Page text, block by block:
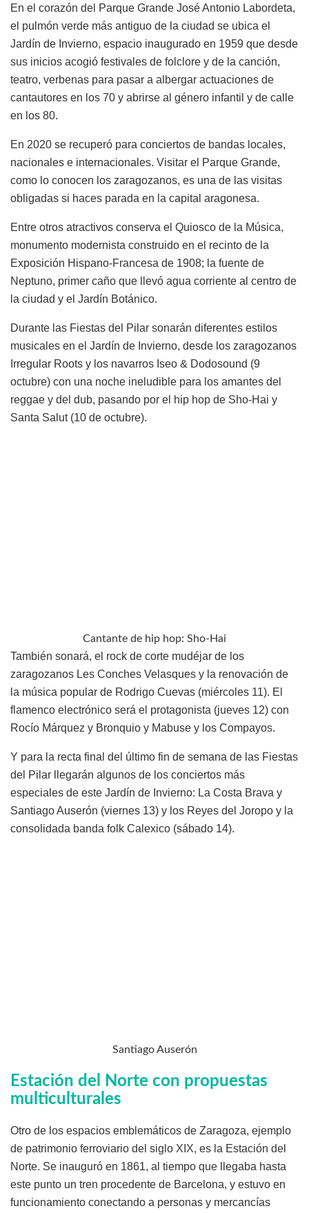
En el corazón del Parque Grande José Antonio Labordeta,
el pulmón verde más antiguo de la ciudad se ubica el
Jardín de Invierno, espacio inaugurado en 1959 que desde
sus inicios acogió festivales de folclore y de la canción,
teatro, verbenas para pasar a albergar actuaciones de
cantautores en los 70 y abrirse al género infantil y de calle
en los 80.
En 2020 se recuperó para conciertos de bandas locales,
nacionales e internacionales. Visitar el Parque Grande,
como lo conocen los zaragozanos, es una de las visitas
obligadas si haces parada en la capital aragonesa.
Entre otros atractivos conserva el Quiosco de la Música,
monumento modernista construido en el recinto de la
Exposición Hispano-Francesa de 1908; la fuente de
Neptuno, primer caño que llevó agua corriente al centro de
la ciudad y el Jardín Botánico.
Durante las Fiestas del Pilar sonarán diferentes estilos
musicales en el Jardín de Invierno, desde los zaragozanos
Irregular Roots y los navarros Iseo & Dodosound (9
octubre) con una noche ineludible para los amantes del
reggae y del dub, pasando por el hip hop de Sho-Hai y
Santa Salut (10 de octubre).
Cantante de hip hop: Sho-Hai
También sonará, el rock de corte mudéjar de los
zaragozanos Les Conches Velasques y la renovación de
la música popular de Rodrigo Cuevas (miércoles 11). El
flamenco electrónico será el protagonista (jueves 12) con
Rocío Márquez y Bronquio y Mabuse y los Compayos.
Y para la recta final del último fin de semana de las Fiestas
del Pilar llegarán algunos de los conciertos más
especiales de este Jardín de Invierno: La Costa Brava y
Santiago Auserón (viernes 13) y los Reyes del Joropo y la
consolidada banda folk Calexico (sábado 14).
Santiago Auserón
Estación del Norte con propuestas
multiculturales
Otro de los espacios emblemáticos de Zaragoza, ejemplo
de patrimonio ferroviario del siglo XIX, es la Estación del
Norte. Se inauguró en 1861, al tiempo que llegaba hasta
este punto un tren procedente de Barcelona, y estuvo en
funcionamiento conectando a personas y mercancías